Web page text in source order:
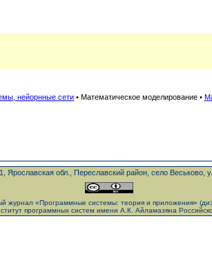
нейорнные сети • Математическое моделирование •
Ярославская обл., Переславский район, село Веськово,
журнал «Программные системы: теория и приложения»
программных систем имени А.К. Айламазяна